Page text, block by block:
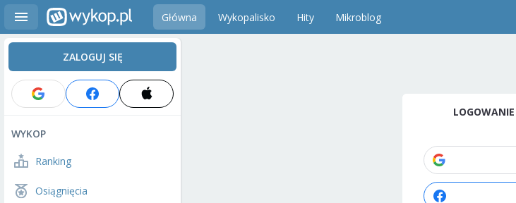
Główna Wykopalisko Hity Mikroblog
ZALOGUJ SIĘ
WYKOP
Ranking
Osiągnięcia
LOGOWANIE